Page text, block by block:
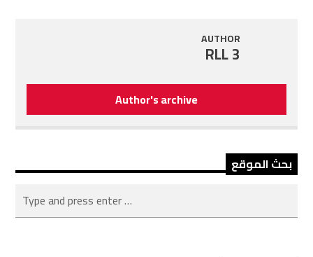
AUTHOR
RLL 3
Author's archive
بحث الموقع